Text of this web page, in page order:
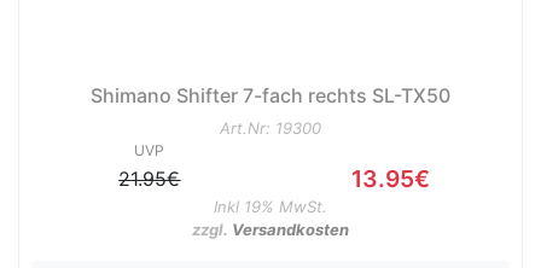
Shimano Shifter 7-fach rechts SL-TX50
Art.Nr: 19300
UVP
21.95€ 13.95€
Inkl 19% MwSt.
zzgl. Versandkosten